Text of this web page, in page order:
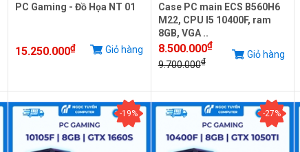
PC Gaming - Đồ Họa NT 01
15.250.000₫ Giỏ hàng
Case PC main ECS B560H6
M22, CPU I5 10400F, ram
8GB, VGA ..
8.500.000₫
9.700.000₫
Giỏ hàng
-19% -27%